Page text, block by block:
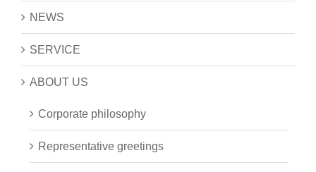
NEWS
SERVICE
ABOUT US
Corporate philosophy
Representative greetings